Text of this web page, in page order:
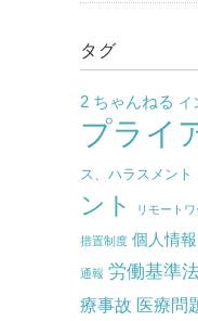
タグ
2 ちゃんねる イ
プライ
ス、ハラスメント
ント
リモートワ
措置制度 個人情報
通報 労働基準
療事故 医療問